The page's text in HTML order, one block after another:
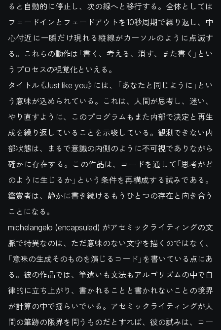
ると自動的に停止し、次の線へと移行する。全体としては
フェードインとフェードアウトを10秒周期で繰り返し、中
心付近に一瞬だけ現れる縦線がカーソルのように点滅す
る。これらの動作は「書く、考える、消す、また書く」とい
うプロセスの視覚化といえる。
タイトル《Just like you》には、「あなたと同じように」とい
う意味が込められている。これは、人間が思考し、迷い、
やり直すように、このプログラムもまた内部で決定と再生
成を繰り返していることを示唆している。観測できない内
部状態は、まるで意識の内側のように不可視でありながら
確かに存在する。この作品は、コードを通して「思考がど
のように生じるか」という条件を再構成する試みである。
鑑賞者は、静かに書き続けるもうひとつの存在と向き合う
ことになる。
michelangelo (encapsuled) がアセミックライティングの文
脈で特異なのは、ただ意味のない文字を描くのではなく、
「意味の生成そのものを演じるコード」を書いている点にあ
る。彼の作品では、筆遣いも文法もアルゴリズムの中で自
律的に立ち上がり、書かれることと書かれないことの境界
が計算の中で揺らいでいる。アセミックライティングが人
間の筆跡の限界を問うものだとすれば、彼の試みは、コー